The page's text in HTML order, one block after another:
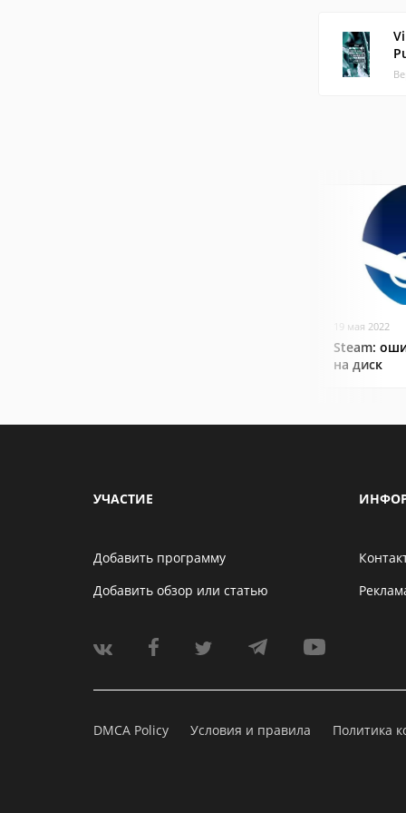
19 мая 2022
Steam:
на диск
УЧАСТИЕ
Добавить программу
Добавить обзор или статью
DMCA Policy Условия и правила Политика